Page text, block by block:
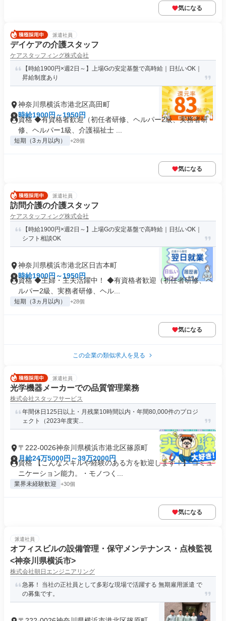
気になる
派遣社員
デイケアの介護スタッフ
ケアスタッフィング株式会社
【時給1900円×週2日～】上場Gの安定基盤で高時給｜日払いOK｜
昇給制度あり
神奈川県横浜市港北区高田町
時給1900円～1950円
資格 ◆有資格者歓迎（初任者研修、ヘルパー2級、実務者研
修、ヘルパー1級、介護福祉士 ...
短期（3ヵ月以内） +28個
気になる
派遣社員
訪問介護の介護スタッフ
ケアスタッフィング株式会社
【時給1900円×週2日～】上場Gの安定基盤で高時給｜日払いOK｜
シフト相談OK
神奈川県横浜市港北区日吉本町
時給1900円～1950円
資格 ◆主婦・主夫活躍中！ ◆有資格者歓迎（初任者研修、ヘ
ルパー2級、実務者研修、ヘル...
短期（3ヵ月以内） +28個
気になる
この企業の類似求人を見る
派遣社員
光学機器メーカーでの品質管理業務
株式会社スタッフサービス
年間休日125日以上・月残業10時間以内・年間80,000件のプロジ
ェクト（2023年度実...
〒222-0026神奈川県横浜市港北区篠原町
月給24万5000円～39万2000円
資格 【こんなスキルや経験のある方を歓迎します！】 コミュ
ニケーション能力。・モノつく...
業界未経験歓迎 +30個
気になる
派遣社員
オフィスビルの設備管理・保守メンテナンス・点検監視
<神奈川県横浜市>
株式会社朝日エンジニアリング
急募！ 当社の正社員として多彩な現場で活躍する 無期雇用派遣 で
の募集です。